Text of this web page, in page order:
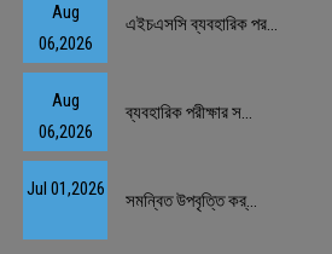
Aug
06,2026
এইচএসসি ব্যবহারিক পর...
Aug
06,2026
ব্যবহারিক পরীক্ষার স...
Jul 01,2026
সমন্বিত উপবৃত্তি কর্...